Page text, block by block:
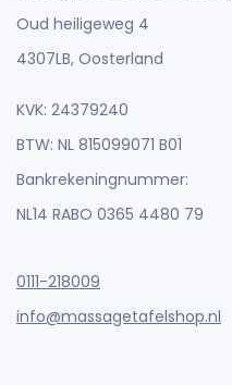
Oud heiligeweg 4
4307LB, Oosterland
KVK: 24379240
BTW: NL 815099071 B01
Bankrekeningnummer:
NL14 RABO 0365 4480 79
0111-218009
info@massagetafelshop.nl